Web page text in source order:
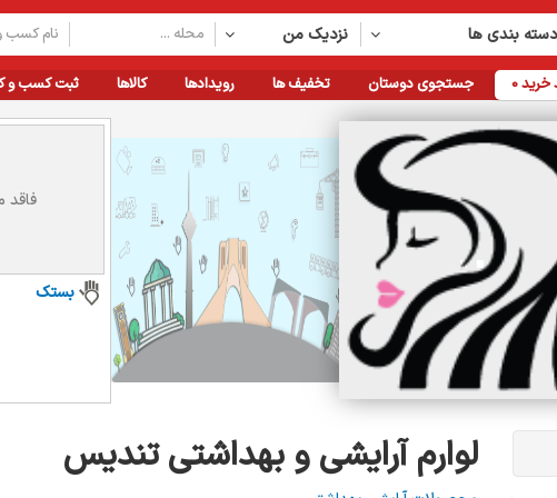
نزدیک من بندی ها
ثبت کسب و کالاها رویدادها تخفیف ها جستجوی دوستان خرید0
فاقد
بستک
لوارم آرایشی و بهداشتی تندیس